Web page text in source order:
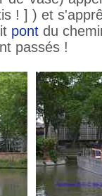
! ] ) et
pont du
passés !